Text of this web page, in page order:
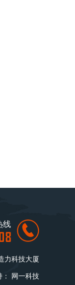
线
力科技大厦
网一科技